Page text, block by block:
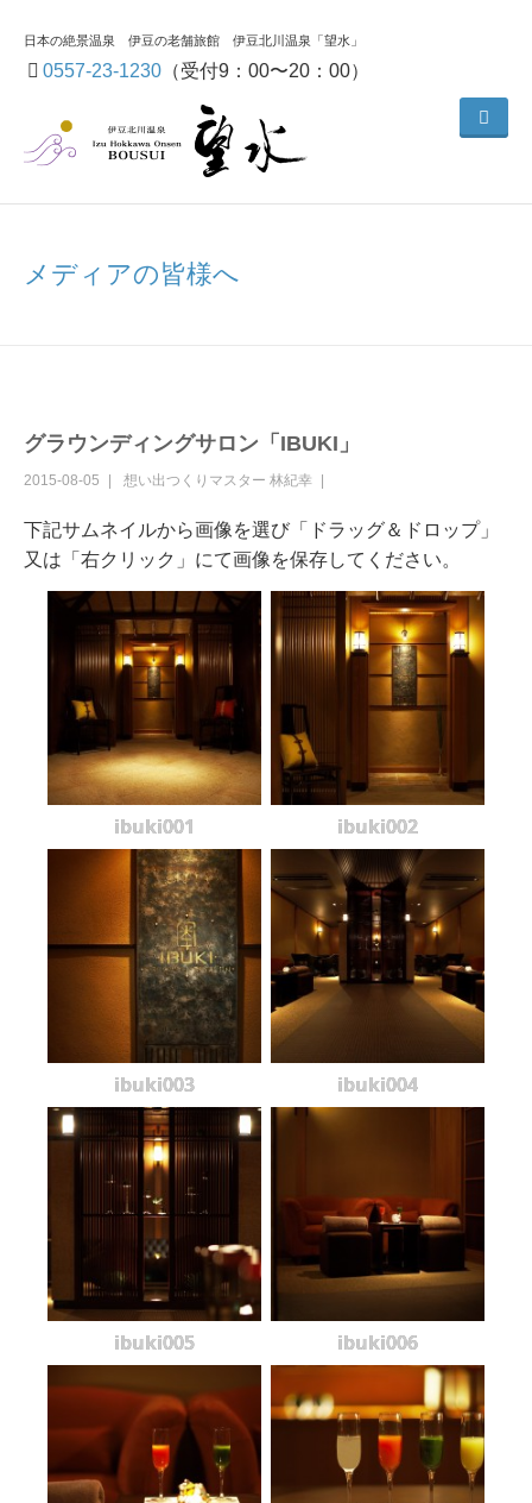
日本の絶景温泉 伊豆の老舗旅館 伊豆北川温泉「望水」
0557-23-1230 （受付9：00〜20：00）
メディアの皆様へ
グラウンディングサロン「IBUKI」
2015-08-05 想い出つくりマスター 林紀幸
下記サムネイルから画像を選び「ドラッグ＆ドロップ」
又は「右クリック」にて画像を保存してください。
ibuki001 ibuki002
ibuki003 ibuki004
ibuki005 ibuki006